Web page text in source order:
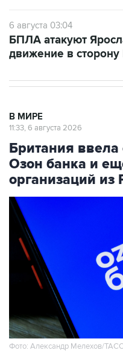
6 августа 03:04
БПЛА атакуют
движение в
В МИРЕ
11:33, 6 августа 2026
Британия
Озон банка и
организаций из
Фото: Александр Мелехов/ТАСС